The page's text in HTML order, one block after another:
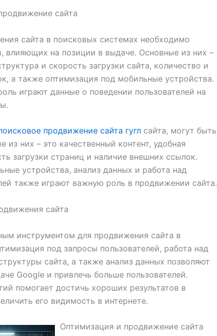
сайта
сайта в поисковых системах необходимо
влияющих на позиции в выдаче. Основные из них –
и скорость загрузки сайта, количество и
а также оптимизация под мобильные устройства.
играют данные о поведении пользователей на
продвижение сайта гугл сайта, могут быть
из них – это качественный контент, удобная
загрузки страниц и наличие внешних ссылок.
устройства, анализ данных и работа над
также играют важную роль в продвижении сайта.
сайта
инструментом для продвижения сайта в
под запросы пользователей, работа над
сайта, а также анализ данных позволяют
Google и привлечь больше пользователей.
помогает достичь хороших результатов в
его видимость в интернете.
Оптимизация и продвижение сайта